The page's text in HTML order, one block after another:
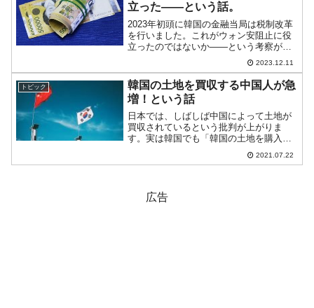
立った――という話。
2023年初頭に韓国の金融当局は税制改革
を行いました。これがウォン安阻止に役
立ったのではないか――という考察が出
ています。まず経常収支の第1次所得収支
のうち、直接投資からの配当所得収入は
2023年01～09月に「381億8,470万ド
ル」。...
2023.12.11
トピック
韓国の土地を買収する中国人が急
増！という話
日本では、しばしば中国によって土地が
買収されているという批判が上がりま
す。実は韓国でも「韓国の土地を購入す
る中国人が急増している」という話が出
ています。韓国の国土交通部の資料によ
2021.07.22
広告